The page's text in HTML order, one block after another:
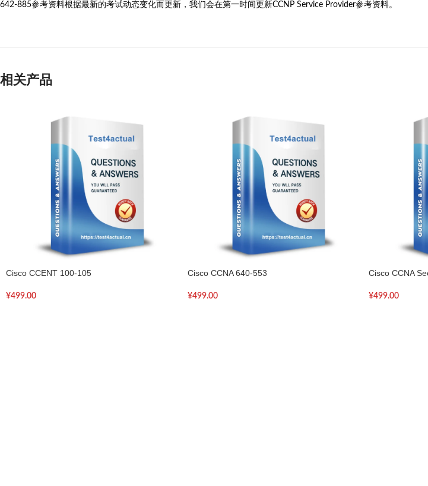
642-885参考资料根据最新的考试动态变化而更新，我们会在第一时间更新CCNP Service Provider参考资料。
相关产品
Cisco CCENT 100-105
¥499.00
Cisco CCNA 640-553
¥499.00
Cisco CCNA
¥499.00